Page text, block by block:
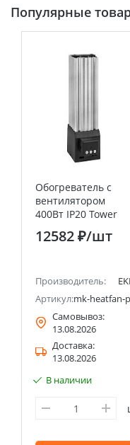
Популярные
Обогреватель с
вентилятором
400Вт IP20 Tower
Plus EKF PROxima
12582 ₽/шт
Производитель:
Артикул:mk-heatfan-
Самовывоз:
13.08.2026
Доставка:
13.08.2026
В наличии